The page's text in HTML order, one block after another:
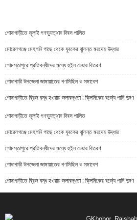
গোদাগাড়ীতে জুলাই গণভ্যুত্থান দিবস পালিত
মোরেলগঞ্জে মেহগনি গাছে থেকে যুবকের ঝুলন্ত মরদেহ উদ্ধার
গোমস্তাপুরে প্রতিবন্ধীদের মধ্যে হুইল চেয়ার বিতরণ
গোদাগাড়ী উপজেলা জামায়াতের গণমিছিল ও সমাবেশ
গোদাগাড়ীতে ব্রিজ বন্ধ হওয়ায় জলাবদ্ধতা : ক্লিনিকের বর্জ্যে পানি দুষণ
গোদাগাড়ীতে জুলাই গণভ্যুত্থান দিবস পালিত
মোরেলগঞ্জে মেহগনি গাছে থেকে যুবকের ঝুলন্ত মরদেহ উদ্ধার
গোমস্তাপুরে প্রতিবন্ধীদের মধ্যে হুইল চেয়ার বিতরণ
গোদাগাড়ী উপজেলা জামায়াতের গণমিছিল ও সমাবেশ
গোদাগাড়ীতে ব্রিজ বন্ধ হওয়ায় জলাবদ্ধতা : ক্লিনিকের বর্জ্যে পানি দুষণ